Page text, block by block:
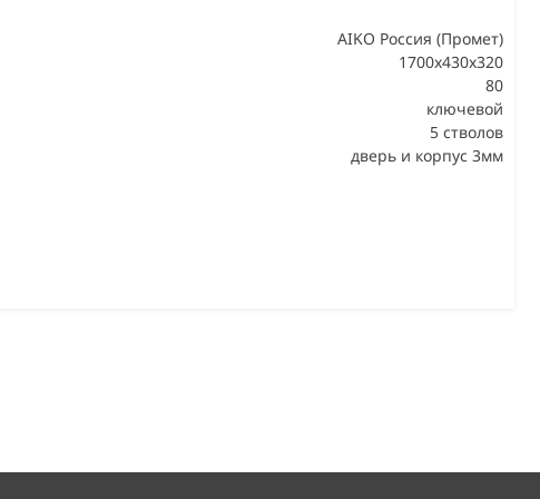
AIKO Россия (Промет)
1700x430x320
80
ключевой
5 стволов
дверь и корпус 3мм